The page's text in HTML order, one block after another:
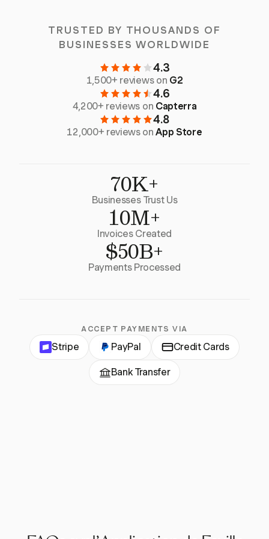
TRUSTED BY THOUSANDS OF
BUSINESSES WORLDWIDE
4.3
1,500+ reviews on G2
4.6
4,200+ reviews on Capterra
4.8
12,000+ reviews onApp Store
70K+
Businesses Trust Us
10M+
Invoices Created
$50B+
Payments Processed
ACCEPT PAYMENTS VIA
Stripe PayPal Credit Cards
Bank Transfer